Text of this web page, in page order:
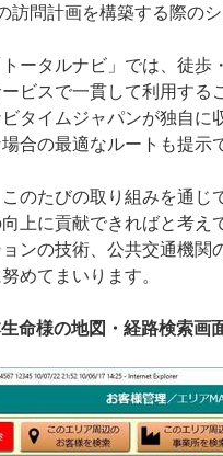
訪問計画を構築する際の
ータルナビ」では、徒歩
ビスで一貫して利用す
タイムジャパンが独自
合の最適なルートも提示
のたびの取り組みを通じ
上に貢献できればと考
ンの技術、公共交通機
めてまいります。
命様の地図・経路検索画